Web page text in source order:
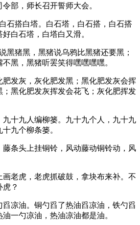
部，师长召开誓师大会。
石搭白塔。白石塔，白石搭，白石搭
白石塔，白塔白又滑。
黑猪黑，黑猪说乌鸦比黑猪还要黑；
黑，黑猪听罢笑得嘿嘿嘿嘿。
肥发灰，灰化肥发黑；黑化肥发灰会挥
；黑化肥发灰挥发会花飞；灰化肥挥发
九十九人编柳篓。九十九个人，九十九
九个柳条篓。
藤条头上挂铜铃，风动藤动铜铃动，风
画老虎，老虎抓破鼓，拿块布来补。不
？
舀凉油。铜勺舀了热油舀凉油，铁勺舀
一勺凉油，热油凉油都是油。